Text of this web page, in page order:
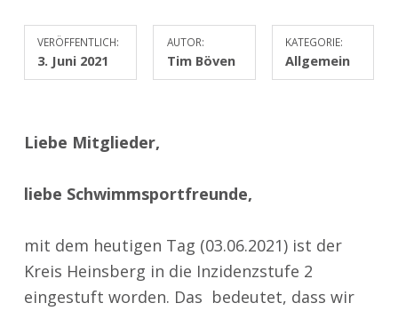
VERÖFFENTLICH:
3. Juni 2021
AUTOR:
Tim Böven
KATEGORIE:
Allgemein
Liebe Mitglieder,
liebe Schwimmsportfreunde,
mit dem heutigen Tag (03.06.2021) ist der
Kreis Heinsberg in die Inzidenzstufe 2
eingestuft worden. Das bedeutet, dass wir